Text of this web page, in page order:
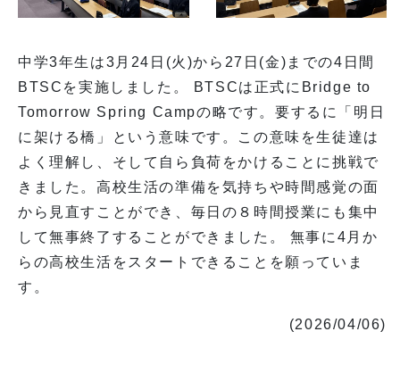
中学3年生は3月24日(火)から27日(金)までの4日間
BTSCを実施しました。 BTSCは正式にBridge to
Tomorrow Spring Campの略です。要するに「明日
に架ける橋」という意味です。この意味を生徒達は
よく理解し、そして自ら負荷をかけることに挑戦で
きました。高校生活の準備を気持ちや時間感覚の面
から見直すことができ、毎日の８時間授業にも集中
して無事終了することができました。 無事に4月か
らの高校生活をスタートできることを願っていま
す。
(2026/04/06)